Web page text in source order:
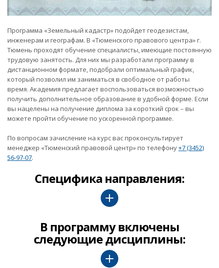
Программа «Земельный кадастр» подойдет геодезистам,
инженерам и географам. В «Тюменского правового центра» г.
Тюмень проходят обучение специалисты, имеющие постоянную
трудовую занятость. Для них мы разработали программу в
дистанционном формате, подобрали оптимальный график,
который позволил им заниматься в свободное от работы
время. Академия предлагает воспользоваться возможностью
получить дополнительное образование в удобной форме. Если
вы нацелены на получение диплома за короткий срок ­– вы
можете пройти обучение по ускоренной программе.
По вопросам зачисление на курс вас проконсультирует
менеджер «Тюменский правовой центр» по телефону+7 (3452)
56-97-07.
Специфика направления:
В программу включены
следующие дисциплины: